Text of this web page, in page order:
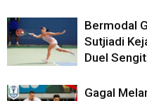
Bermodal
Sutjiadi
Duel
Gagal